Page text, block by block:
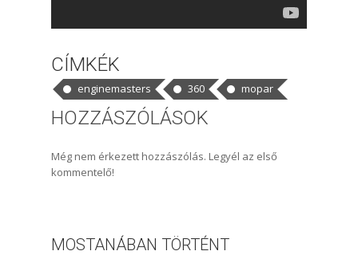
CÍMKÉK
enginemasters 360 mopar
HOZZÁSZÓLÁSOK
Még nem érkezett hozzászólás. Legyél az első
kommentelő!
MOSTANÁBAN TÖRTÉNT